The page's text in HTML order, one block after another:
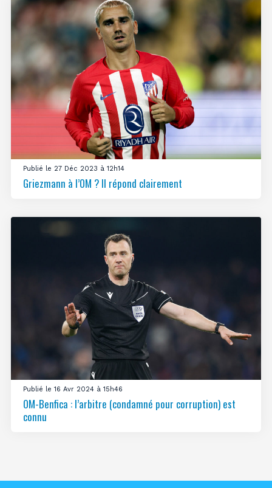
Publié le 27 Déc 2023 à 12h14
Griezmann à l’OM ? Il répond clairement
Publié le 16 Avr 2024 à 15h46
OM-Benfica : l’arbitre (condamné pour corruption) est
connu